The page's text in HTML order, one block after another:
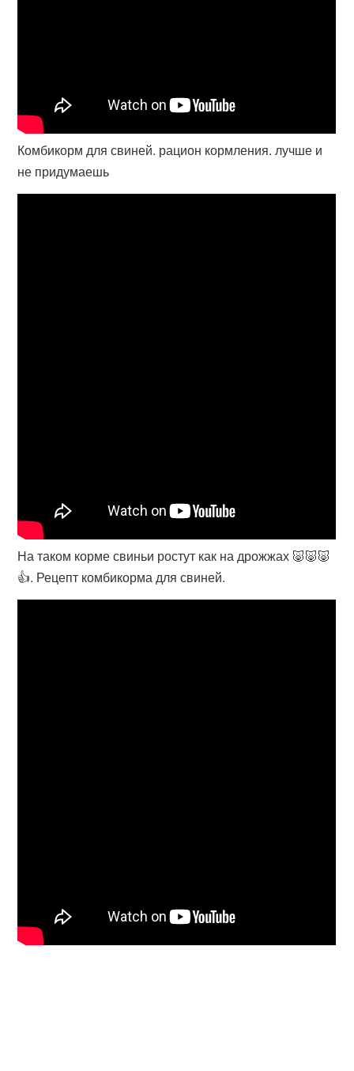
Комбикорм для свиней. рацион кормления. лучше и
не придумаешь
На таком корме свиньи ростут как на дрожжах 🐷🐷🐷
👍. Рецепт комбикорма для свиней.